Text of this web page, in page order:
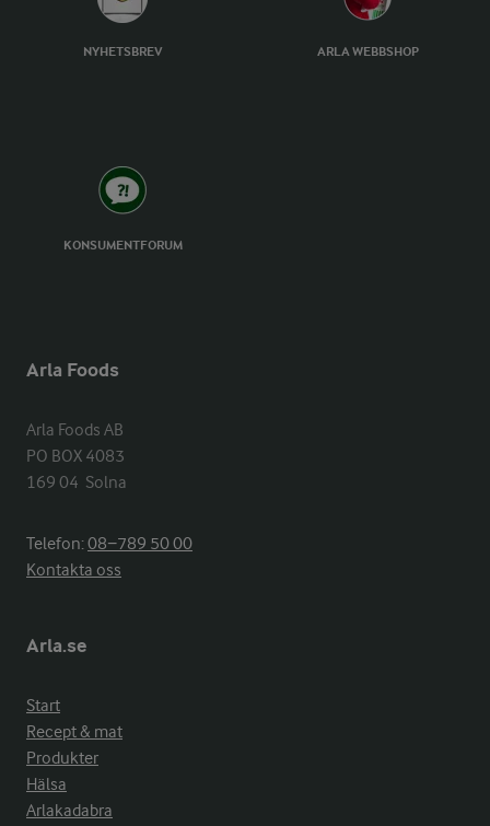
NYHETSBREV ARLA WEBBSHOP
KONSUMENTFORUM
Arla Foods
Arla Foods AB
PO BOX 4083
169 04  Solna
Telefon:08−789 50 00
Kontakta oss
Arla.se
Start
Recept & mat
Produkter
Hälsa
Arlakadabra